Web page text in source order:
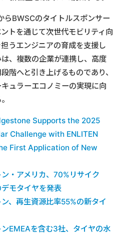
らBWSCのタイトルスポンサー
トを通じて次世代モビリティ向
うエンジニアの育成を支援し
、複数の企業が連携し、高度
階へと引き上げるものであり、
ュラーエコノミーの実現に向
Supports the 2025
Challenge with ENLITEN
First Application of New
・アメリカ、70%リサイク
モタイヤを発表
、再生資源比率55%の新タイ
EMEAを含む3社、タイヤの水